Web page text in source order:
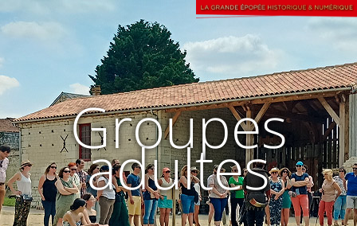
Groupes
adultes